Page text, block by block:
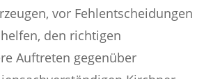
vor Fehlentscheidungen
den richtigen
Auftreten gegenüber